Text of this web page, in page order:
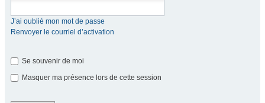
J’ai oublié mon mot de passe
Renvoyer le courriel d’activation
Se souvenir de moi
Masquer ma présence lors de cette session